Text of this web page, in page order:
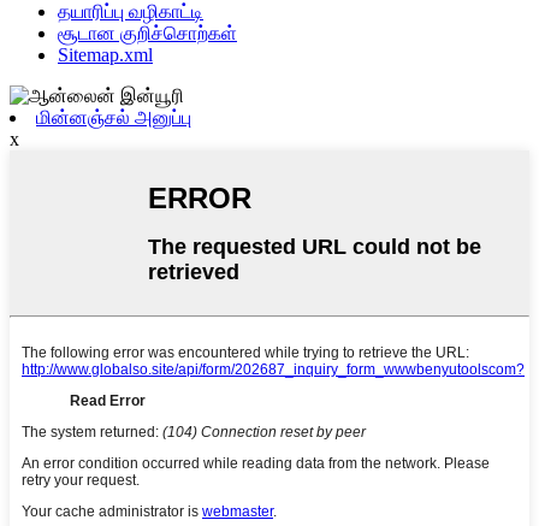
தயாரிப்பு வழிகாட்டி
சூடான குறிச்சொற்கள்
Sitemap.xml
மின்னஞ்சல் அனுப்பு
x